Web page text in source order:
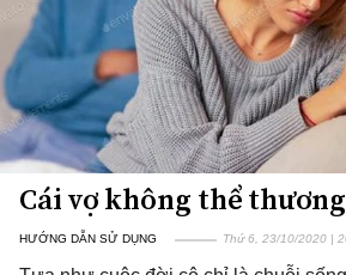
Cái vợ không thể
HƯỚNG DẪN SỬ DỤNG Thứ 6, 23/10/2020 |